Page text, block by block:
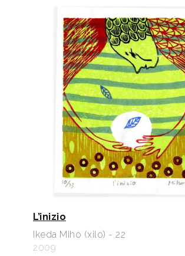
L’inizio
Ikeda Miho (xilo) - 22
2009